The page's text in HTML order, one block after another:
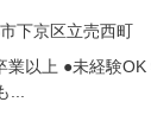
下京区立売西町
業以上 ●未経験